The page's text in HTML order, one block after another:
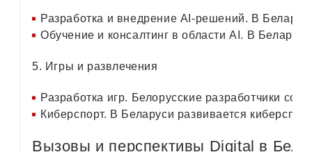
Разработка и внедрение AI-решений. В
Обучение и консалтинг в области AI. В
5. Игры и развлечения
Разработка игр. Белорусские разработчики
Киберспорт. В Беларуси развивается
Вызовы и перспективы Digital в